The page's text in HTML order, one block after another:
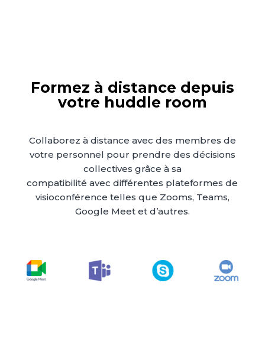
Formez à distance depuis
votre huddle room
Collaborez à distance avec des membres de
votre personnel pour prendre des décisions
collectives grâce à sa
compatibilité avec différentes plateformes de
visioconférence telles que Zooms, Teams,
Google Meet et d’autres.